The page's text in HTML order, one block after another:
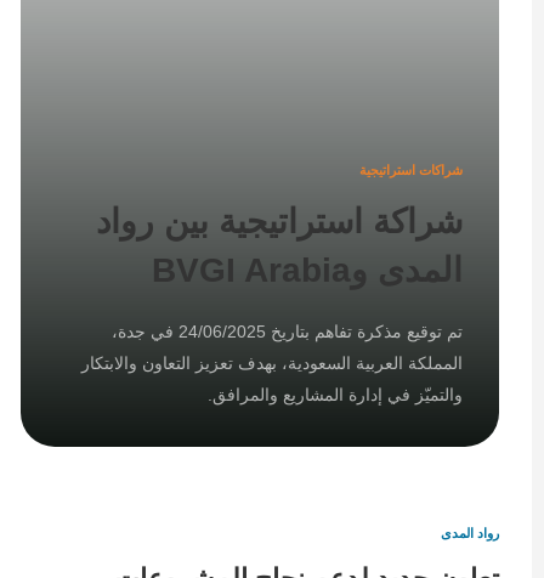
شراكات استراتيجية
شراكة استراتيجية بين رواد
المدى وBVGI Arabia
تم توقيع مذكرة تفاهم بتاريخ 24/06/2025 في جدة،
المملكة العربية السعودية، بهدف تعزيز التعاون والابتكار
والتميّز في إدارة المشاريع والمرافق.
رواد المدى